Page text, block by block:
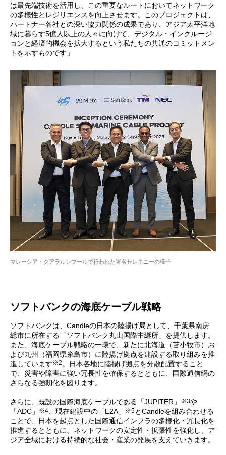
は最先端技術を活用し、この重要なルートにおいてネットワーク
の多様性とレジリエンスを向上させます。このプロジェクトは、
パートナー各社との深い協力関係の成果であり、アジア太平洋地
域に暮らす5億人以上の人々に向けて、デジタル・インクルージ
ョンと経済的機会を拡大するという私たちの共通のコミットメン
トを示すものです」
マレーシア・クアラルンプールで行われた署名セレモニーの様子
ソフトバンクの海底ケーブル戦略
ソフトバンクは、Candleの日本の陸揚げ局として、千葉県南房
総市に所在する「ソフトバンク丸山国際中継所」を提供します。
また、海底ケーブル戦略の一環で、新たに北海道（苫小牧市）お
よび九州（福岡県糸島市）に陸揚げ拠点を建設する取り組みを推
進しています※2。日本各地に陸揚げ拠点を分散配置すること
で、災害や障害に強い冗長性を確保するとともに、国際通信網の
さらなる強靭化を図ります。
さらに、既設の国際海底ケーブルである「JUPITER」 ※3や
「ADC」
※4、現在建設中の「E2A」 ※5とCandleを組み合わせる
ことで、日本を起点とした国際通信インフラの多様化・冗長化を
推進するとともに、ネットワークの安定性・拡張性を強化し、ア
ジア全域における持続的な社会・産業の発展を支えていきます。